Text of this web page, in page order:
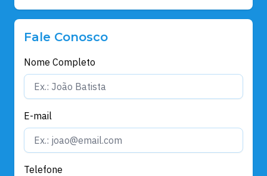
Fale Conosco
Nome Completo
E-mail
Telefone